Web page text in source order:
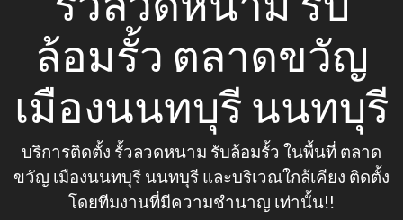
ล้อมรั้ว ตลาดขวัญ
เมืองนนทบุรี นนทบุรี
บริการติดตั้ง รั้วลวดหนาม รับล้อมรั้ว ในพื้นที่ ตลาด
ขวัญ เมืองนนทบุรี นนทบุรี และบริเวณใกล้เคียง ติดตั้ง
โดยทีมงานที่มีความชำนาญ เท่านั้น!!